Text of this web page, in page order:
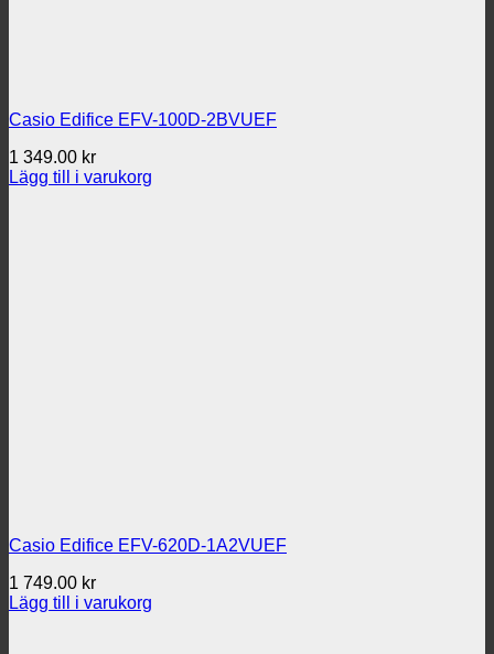
Casio Edifice EFV-100D-2BVUEF
1 349.00 kr
Lägg till i varukorg
Casio Edifice EFV-620D-1A2VUEF
1 749.00 kr
Lägg till i varukorg